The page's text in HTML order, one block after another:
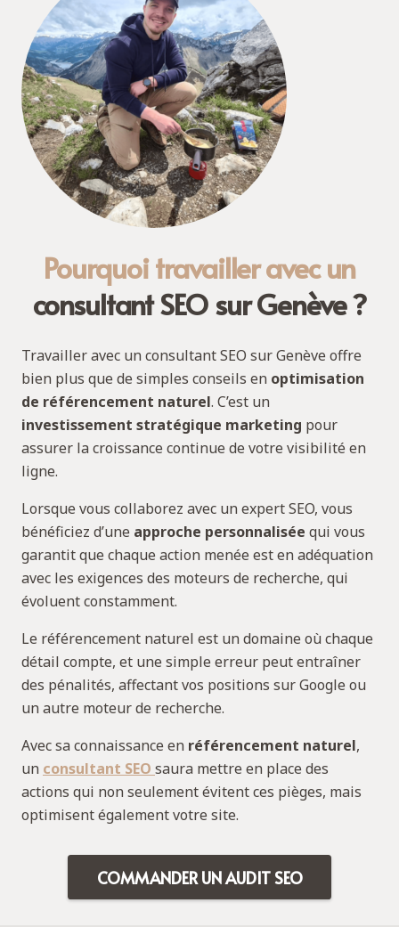
Pourquoi travailler avec un
consultant SEO sur Genève ?
Travailler avec un consultant SEO sur Genève offre
bien plus que de simples conseils en optimisation
de référencement naturel. C’est un
investissement stratégique marketing pour
assurer la croissance continue de votre visibilité en
ligne.
Lorsque vous collaborez avec un expert SEO, vous
bénéficiez d’une approche personnalisée qui vous
garantit que chaque action menée est en adéquation
avec les exigences des moteurs de recherche, qui
évoluent constamment.
Le référencement naturel est un domaine où chaque
détail compte, et une simple erreur peut entraîner
des pénalités, affectant vos positions sur Google ou
un autre moteur de recherche.
Avec sa connaissance en référencement naturel,
un consultant SEO saura mettre en place des
actions qui non seulement évitent ces pièges, mais
optimisent également votre site.
COMMANDER UN AUDIT SEO